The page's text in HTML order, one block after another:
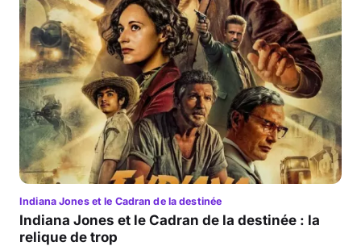
Indiana Jones et le Cadran de la destinée
Indiana Jones et le Cadran de la destinée : la
relique de trop